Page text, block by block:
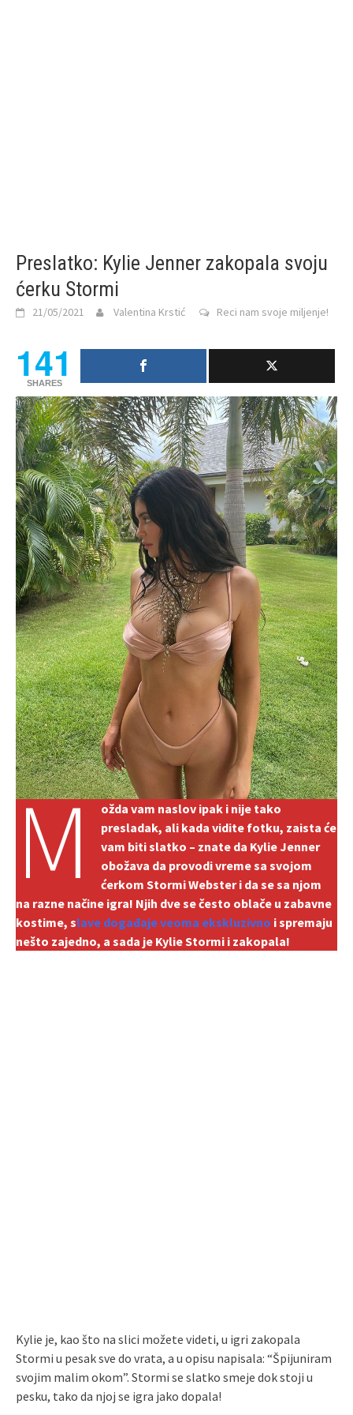
Preslatko: Kylie Jenner zakopala svoju
ćerku Stormi
21/05/2021 Valentina Krstić Reci nam svoje miljenje!
141
SHARES
M
ožda vam naslov ipak i nije tako
presladak, ali kada vidite fotku, zaista će
vam biti slatko – znate da Kylie Jenner
obožava da provodi vreme sa svojom
ćerkom Stormi Webster i da se sa njom
na razne načine igra! Njih dve se često oblače u zabavne
kostime, slave događaje veoma ekskluzivno i spremaju
nešto zajedno, a sada je Kylie Stormi i zakopala!
Kylie je, kao što na slici možete videti, u igri zakopala
Stormi u pesak sve do vrata, a u opisu napisala: “Špijuniram
svojim malim okom”. Stormi se slatko smeje dok stoji u
pesku, tako da njoj se igra jako dopala!